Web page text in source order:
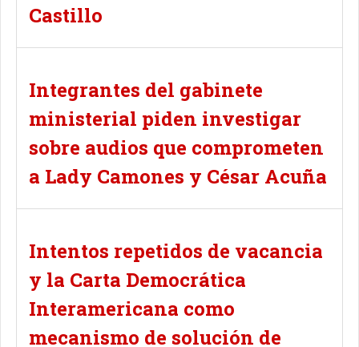
Castillo
Integrantes del gabinete
ministerial piden investigar
sobre audios que comprometen
a Lady Camones y César Acuña
Intentos repetidos de vacancia
y la Carta Democrática
Interamericana como
mecanismo de solución de